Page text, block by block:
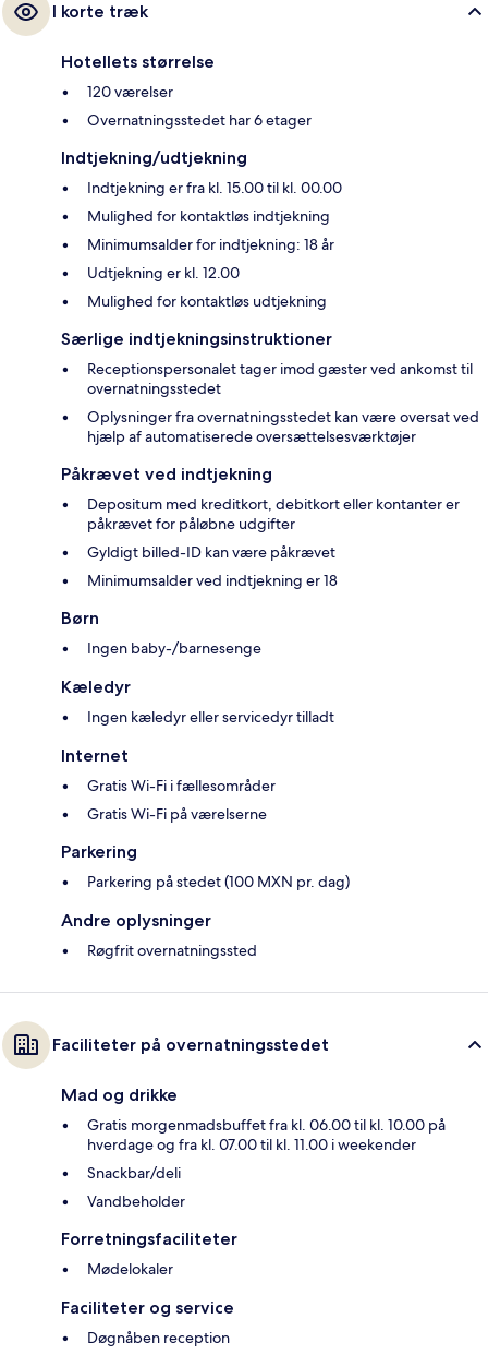
I korte træk
Hotellets størrelse
120 værelser
Overnatningsstedet har 6 etager
Indtjekning/udtjekning
Indtjekning er fra kl. 15.00 til kl. 00.00
Mulighed for kontaktløs indtjekning
Minimumsalder for indtjekning: 18 år
Udtjekning er kl. 12.00
Mulighed for kontaktløs udtjekning
Særlige indtjekningsinstruktioner
Receptionspersonalet tager imod gæster ved ankomst til
overnatningsstedet
Oplysninger fra overnatningsstedet kan være oversat ved
hjælp af automatiserede oversættelsesværktøjer
Påkrævet ved indtjekning
Depositum med kreditkort, debitkort eller kontanter er
påkrævet for påløbne udgifter
Gyldigt billed-ID kan være påkrævet
Minimumsalder ved indtjekning er 18
Børn
Ingen baby-/barnesenge
Kæledyr
Ingen kæledyr eller servicedyr tilladt
Internet
Gratis Wi-Fi i fællesområder
Gratis Wi-Fi på værelserne
Parkering
Parkering på stedet (100 MXN pr. dag)
Andre oplysninger
Røgfrit overnatningssted
Faciliteter på overnatningsstedet
Mad og drikke
Gratis morgenmadsbuffet fra kl. 06.00 til kl. 10.00 på
hverdage og fra kl. 07.00 til kl. 11.00 i weekender
Snackbar/deli
Vandbeholder
Forretningsfaciliteter
Mødelokaler
Faciliteter og service
Døgnåben reception